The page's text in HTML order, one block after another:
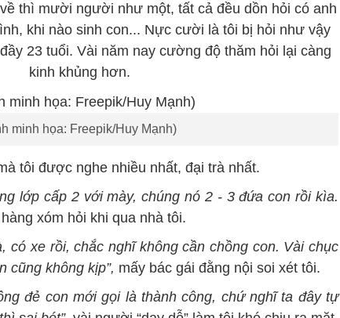
thì mười người như một, tất cả đều dồn hỏi có anh
khi nào sinh con... Nực cười là tôi bị hỏi như vậy
23 tuổi. Vài năm nay cường độ thăm hỏi lại càng
kinh khủng hơn.
minh họa: Freepik/Huy Mạnh)
tôi được nghe nhiều nhất, đại trà nhất.
lớp cấp 2 với mày, chúng nó 2 - 3 đứa con rồi kìa.
xóm hỏi khi qua nhà tôi.
có xe rồi, chắc nghĩ không cần chồng con. Vài chục
cũng không kịp”, mấy bác gái đằng nội soi xét tôi.
đẻ con mới gọi là thành công, chứ nghĩ ta đây tự